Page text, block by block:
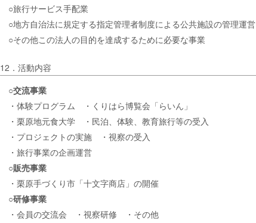
○旅行サービス手配業
○地方自治法に規定する指定管理者制度による公共施設の管理運営
○その他この法人の目的を達成するために必要な事業
12．活動内容
○交流事業
・体験プログラム ・くりはら博覧会「らいん」
・栗原地元食大学 ・民泊、体験、教育旅行等の受入
・プロジェクトの実施 ・視察の受入
・旅行事業の企画運営
○販売事業
・栗原手づくり市「十文字商店」の開催
○研修事業
・会員の交流会 ・視察研修 ・その他